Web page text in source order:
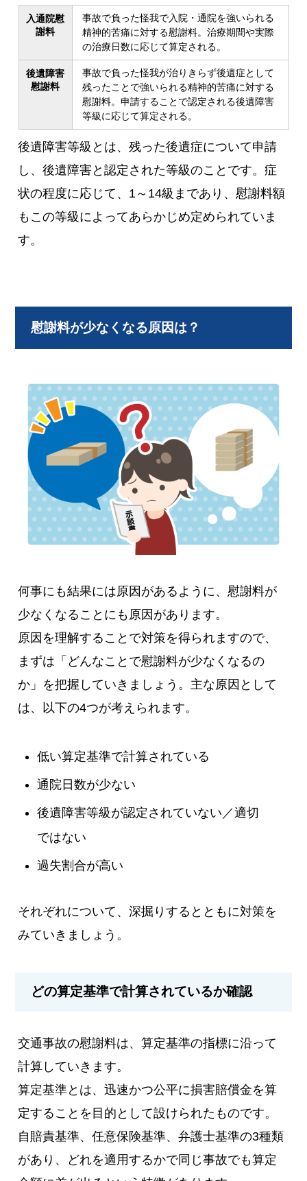
入通院慰
謝料
事故で負った怪我で入院・通院を強いられる
精神的苦痛に対する慰謝料。治療期間や実際
の治療日数に応じて算定される。
後遺障害
慰謝料
事故で負った怪我が治りきらず後遺症として
残ったことで強いられる精神的苦痛に対する
慰謝料。申請することで認定される後遺障害
等級に応じて算定される。
後遺障害等級とは、残った後遺症について申請
し、後遺障害と認定された等級のことです。症
状の程度に応じて、1～14級まであり、慰謝料額
もこの等級によってあらかじめ定められていま
す。
慰謝料が少なくなる原因は？
何事にも結果には原因があるように、慰謝料が
少なくなることにも原因があります。
原因を理解することで対策を得られますので、
まずは「どんなことで慰謝料が少なくなるの
か」を把握していきましょう。主な原因として
は、以下の4つが考えられます。
低い算定基準で計算されている
通院日数が少ない
後遺障害等級が認定されていない／適切
ではない
過失割合が高い
それぞれについて、深掘りするとともに対策を
みていきましょう。
どの算定基準で計算されているか確認
交通事故の慰謝料は、算定基準の指標に沿って
計算していきます。
算定基準とは、迅速かつ公平に損害賠償金を算
定することを目的として設けられたものです。
自賠責基準、任意保険基準、弁護士基準の3種類
があり、どれを適用するかで同じ事故でも算定